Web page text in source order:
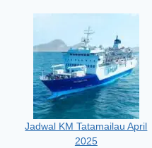
Jadwal KM Tatamailau April
2025